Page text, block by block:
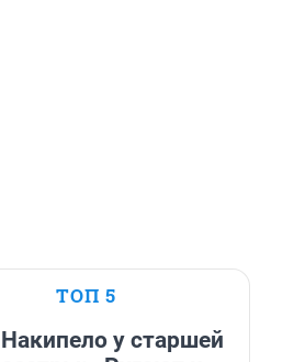
ТОП 5
Накипело у старшей